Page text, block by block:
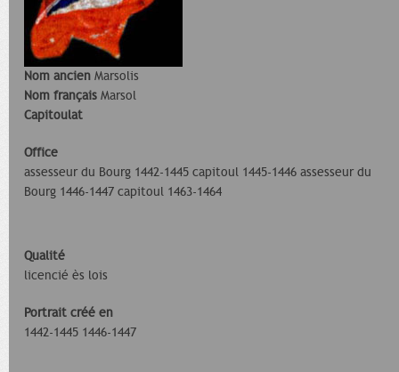
Nom ancien Marsolis
Nom français Marsol
Capitoulat
Office
assesseur du Bourg 1442-1445 capitoul 1445-1446 assesseur du
Bourg 1446-1447 capitoul 1463-1464
Qualité
licencié ès lois
Portrait créé en
1442-1445 1446-1447